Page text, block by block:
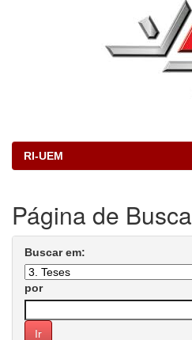
RI-UEM
Página de Busca
Buscar em:
por